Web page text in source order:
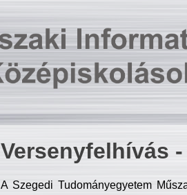
Versenyfelhívás -
A Szegedi Tudományegyetem